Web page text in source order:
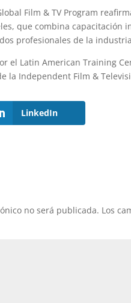
Film & TV Program
que combina capacitación
profesionales de la
el Latin American Training
la Independent Film &
LinkedIn
no será publicada. Los